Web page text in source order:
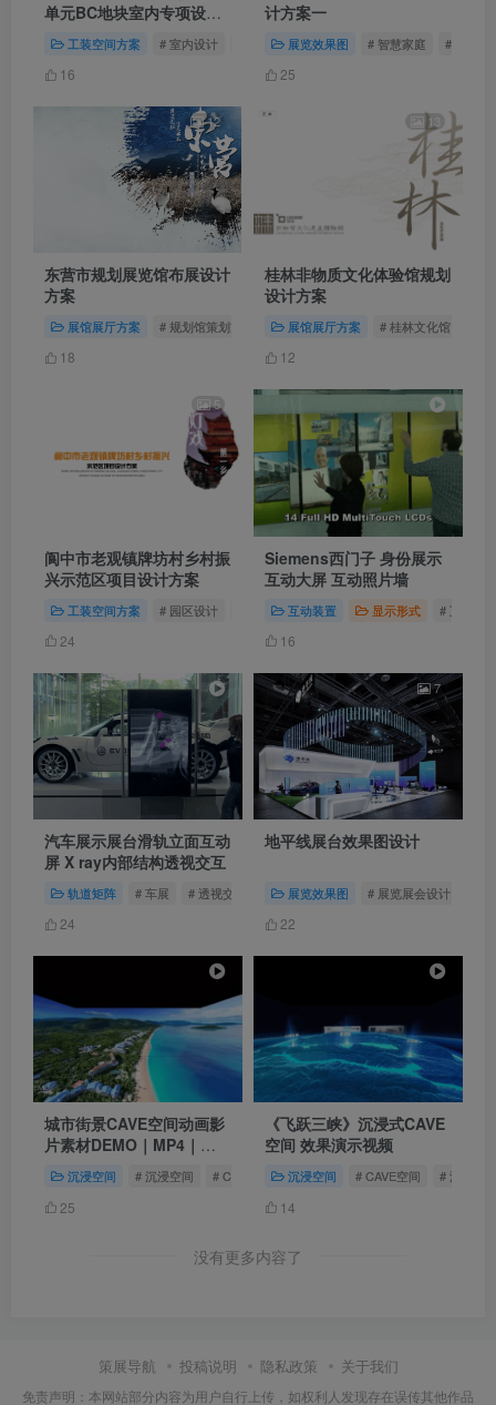
单元BC地块室内专项设计
｜69页｜PPTX｜162.33M
工装空间方案 # 室内设计 # 丝路科创谷 # 科创谷
16
计方案一
展览效果图 # 智慧家庭 # 生态大
25
12
东营市规划展览馆布展设计
方案
展馆展厅方案 # 规划馆策划方案 # 东营规划馆 # 东营市规划馆
18
桂林非物质文化体验馆规划
设计方案
展馆展厅方案 # 桂林文化馆
12
5
阆中市老观镇牌坊村乡村振
兴示范区项目设计方案
工装空间方案 # 园区设计 # 乡村振兴 # 乡村设计
24
Siemens西门子 身份展示
互动大屏 互动照片墙
互动装置 显示形式 # 互动照
16
汽车展示展台滑轨立面互动
屏 X ray内部结构透视交互
轨道矩阵 # 车展 # 透视交互 # 滑轨屏互动
24
7
地平线展台效果图设计
展览效果图 # 展览展会设计
22
城市街景CAVE空间动画影
片素材DEMO｜MP4｜
720P｜19.54M
沉浸空间 # 沉浸空间 # CAVE空间 # 沉浸式空间
25
《飞跃三峡》沉浸式CAVE
空间 效果演示视频
沉浸空间 # CAVE空间 # 沉浸式
14
没有更多内容了
策展导航 投稿说明 隐私政策 关于我们
免责声明：本网站部分内容为用户自行上传，如权利人发现存在误传其他作品